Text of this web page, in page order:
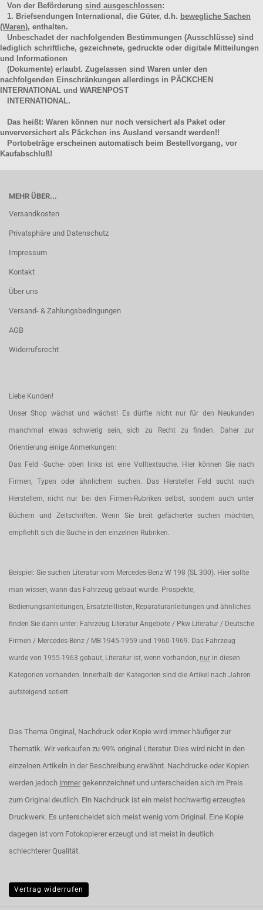
Von der Beförderung sind ausgeschlossen:
1. Briefsendungen International, die Güter, d.h. bewegliche Sachen
(Waren), enthalten.
Unbeschadet der nachfolgenden Bestimmungen (Ausschlüsse) sind
lediglich schriftliche, gezeichnete, gedruckte oder digitale Mitteilungen
und Informationen
(Dokumente) erlaubt. Zugelassen sind Waren unter den
nachfolgenden Einschränkungen allerdings in PÄCKCHEN
INTERNATIONAL und WARENPOST
INTERNATIONAL.
Das heißt: Waren können nur noch versichert als Paket oder
unverversichert als Päckchen ins Ausland versandt werden!!
Portobeträge erscheinen automatisch beim Bestellvorgang, vor
Kaufabschluß!
MEHR ÜBER...
Versandkosten
Privatsphäre und Datenschutz
Impressum
Kontakt
Über uns
Versand- & Zahlungsbedingungen
AGB
Widerrufsrecht
Liebe Kunden!
Unser Shop wächst und wächst! Es dürfte nicht nur für den Neukunden
manchmal etwas schwierig sein, sich zu Recht zu finden. Daher zur
Orientierung einige Anmerkungen:
Das Feld -Suche- oben links ist eine Volltextsuche. Hier können Sie nach
Firmen, Typen oder ähnlichem suchen. Das Hersteller Feld sucht nach
Herstellern, nicht nur bei den Firmen-Rubriken selbst, sondern auch unter
Büchern und Zeitschriften. Wenn Sie breit gefächerter suchen möchten,
empfiehlt sich die Suche in den einzelnen Rubriken.
Beispiel: Sie suchen Literatur vom Mercedes-Benz W 198 (SL 300). Hier sollte
man wissen, wann das Fahrzeug gebaut wurde. Prospekte,
Bedienungsanleitungen, Ersatzteillisten, Reparaturanleitungen und ähnliches
finden Sie dann unter: Fahrzeug Literatur Angebote / Pkw Literatur / Deutsche
Firmen / Mercedes-Benz / MB 1945-1959 und 1960-1969. Das Fahrzeug
wurde von 1955-1963 gebaut, Literatur ist, wenn vorhanden, nur in diesen
Kategorien vorhanden. Innerhalb der Kategorien sind die Artikel nach Jahren
aufsteigend sotiert.
Das Thema Original, Nachdruck oder Kopie wird immer häufiger zur
Thematik. Wir verkaufen zu 99% original Literatur. Dies wird nicht in den
einzelnen Artikeln in der Beschreibung erwähnt. Nachdrucke oder Kopien
werden jedoch immer gekennzeichnet und unterscheiden sich im Preis
zum Original deutlich. Ein Nachdruck ist ein meist hochwertig erzeugtes
Druckwerk. Es unterscheidet sich meist wenig vom Original. Eine Kopie
dagegen ist vom Fotokopierer erzeugt und ist meist in deutlich
schlechterer Qualität.
Vertrag widerrufen